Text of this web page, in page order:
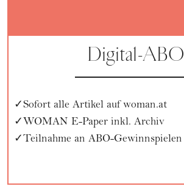
Digital-ABO
Sofort alle Artikel auf woman.at
WOMAN E-Paper inkl. Archiv
Teilnahme an ABO-Gewinnspielen